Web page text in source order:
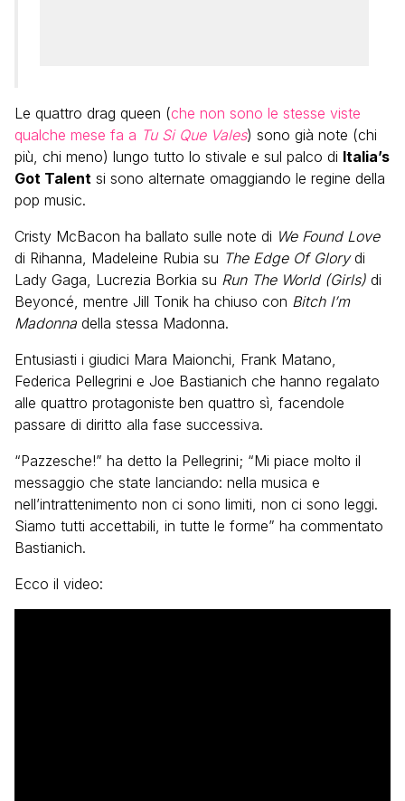
Le quattro drag queen (che non sono le stesse viste
qualche mese fa a Tu Si Que Vales) sono già note (chi
più, chi meno) lungo tutto lo stivale e sul palco di Italia’s
Got Talent si sono alternate omaggiando le regine della
pop music.
Cristy McBacon ha ballato sulle note di We Found Love
di Rihanna, Madeleine Rubia su The Edge Of Glorydi
Lady Gaga, Lucrezia Borkia su Run The World (Girls) di
Beyoncé, mentre Jill Tonik ha chiuso con Bitch I’m
Madonna della stessa Madonna.
Entusiasti i giudici Mara Maionchi, Frank Matano,
Federica Pellegrini e Joe Bastianich che hanno regalato
alle quattro protagoniste ben quattro sì, facendole
passare di diritto alla fase successiva.
“Pazzesche!” ha detto la Pellegrini; “Mi piace molto il
messaggio che state lanciando: nella musica e
nell’intrattenimento non ci sono limiti, non ci sono leggi.
Siamo tutti accettabili, in tutte le forme” ha commentato
Bastianich.
Ecco il video: